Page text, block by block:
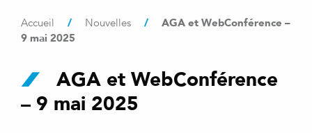
Accueil / Nouvelles /
AGA et WebConférence –
9 mai 2025
AGA et WebConférence
– 9 mai 2025